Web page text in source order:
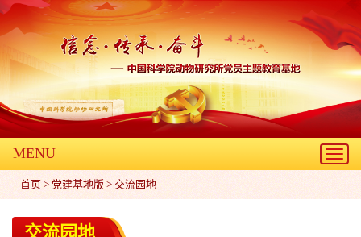
MENU
首页 > 党建基地版 > 交流园地
交流园地